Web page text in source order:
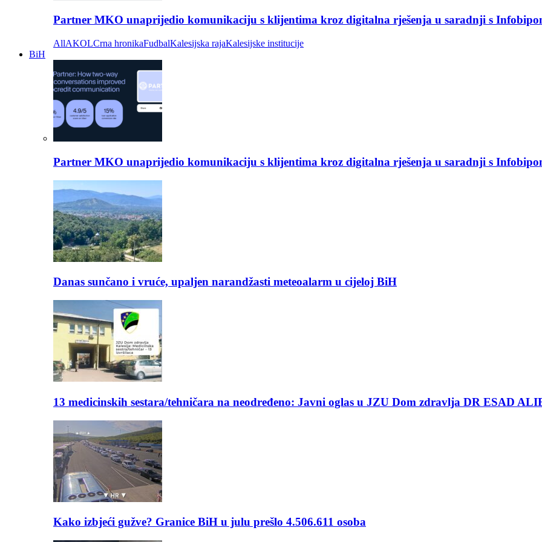
Partner MKO unaprijedio komunikaciju s klijentima kroz digitalna rješenja u saradnji s
AllAKOLCrna hronikaFudbalKalesijska rajaKalesijske institucije
BiH
Partner MKO unaprijedio komunikaciju s klijentima kroz digitalna rješenja u saradnji s
Danas sunčano i vruće, upaljen narandžasti meteoalarm u cijeloj BiH
13 medicinskih sestara/tehničara na neodređeno: Javni oglas u JZU Dom zdravlja DR ESAD
Kako izbjeći gužve? Granice BiH u julu prešlo 4.506.611 osoba